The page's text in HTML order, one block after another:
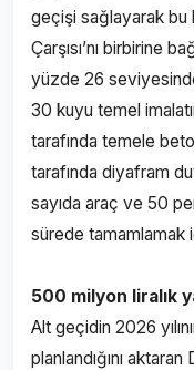
geçişi sağlayarak bu
Çarşısı’nı birbirine
yüzde 26
30 kuyu temel
tarafında temele
tarafında diyafram
sayıda araç ve 50
sürede tamamlamak
500 milyon liralık
Alt geçidin 2026
planlandığını